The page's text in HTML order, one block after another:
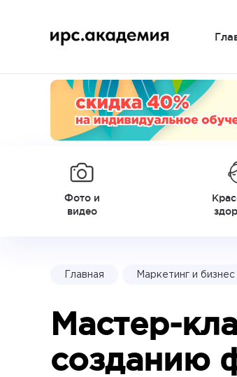
Фото и
видео
Главная Маркетинг и бизнес
Мастер-
созданию